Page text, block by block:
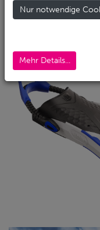
bei minimalem
Ihre Konstruktion
die Leistung in
Nur notwendige
Mehr Details...